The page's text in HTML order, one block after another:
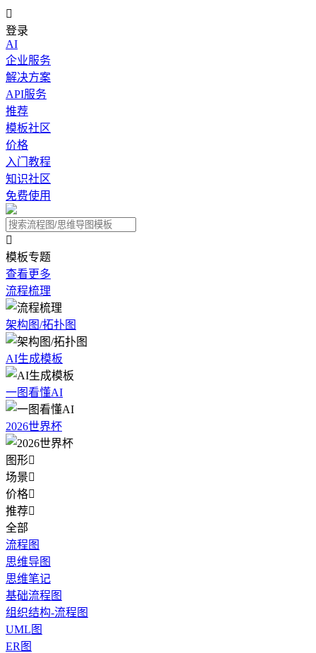

登录
AI
企业服务
解决方案
API服务
推荐
模板社区
价格
入门教程
知识社区
免费使用

模板专题
查看更多
流程梳理
架构图/拓扑图
AI生成模板
一图看懂AI
2026世界杯
图形
场景
价格
推荐
全部
流程图
思维导图
思维笔记
基础流程图
组织结构-流程图
UML图
ER图